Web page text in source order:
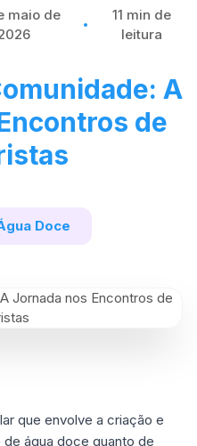
maio de
11 min de
leitura
A
de
Doce
que envolve a criação e
água doce quanto de